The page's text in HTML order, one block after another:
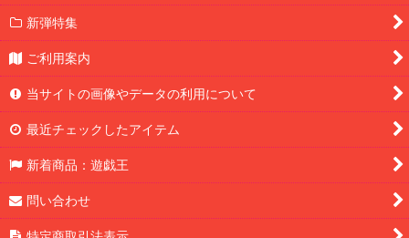
新弾特集
ご利用案内
当サイトの画像やデータの利用について
最近チェックしたアイテム
新着商品：遊戯王
問い合わせ